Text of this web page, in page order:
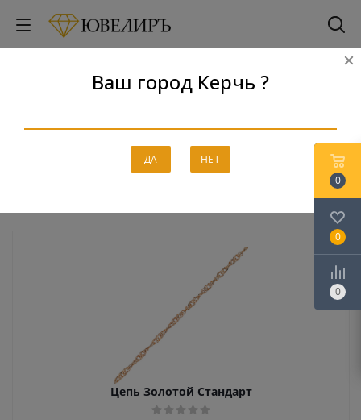
Ваш город Керчь ?
ДА НЕТ
Распродажа
Главная - Каталог - Распродажа
Цепь Золотой Стандарт
0
0
0